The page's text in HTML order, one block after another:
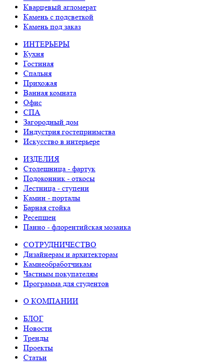
Кварцевый агломерат
Камень с подсветкой
Камень под заказ
ИНТЕРЬЕРЫ
Кухня
Гостиная
Спальня
Прихожая
Ванная комната
Офис
СПА
Загородный дом
Индустрия гостеприимства
Искусство в интерьере
ИЗДЕЛИЯ
Столешница - фартук
Подоконник - откосы
Лестница - ступени
Камин - порталы
Барная стойка
Ресепшен
Панно - флорентийская мозаика
СОТРУДНИЧЕСТВО
Дизайнерам и архитекторам
Камнеобработчикам
Частным покупателям
Программа для студентов
О КОМПАНИИ
БЛОГ
Новости
Тренды
Проекты
Статьи